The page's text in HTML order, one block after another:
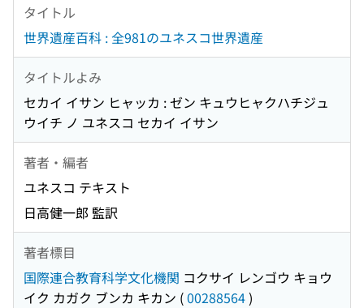
タイトル
世界遺産百科 : 全981のユネスコ世界遺産
タイトルよみ
セカイ イサン ヒャッカ : ゼン キュウヒャクハチジュ
ウイチ ノ ユネスコ セカイ イサン
著者・編者
ユネスコ テキスト
日高健一郎 監訳
著者標目
国際連合教育科学文化機関 コクサイ レンゴウ キョウ
イク カガク ブンカ キカン (00288564)